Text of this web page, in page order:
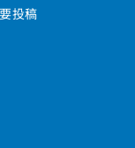
投稿